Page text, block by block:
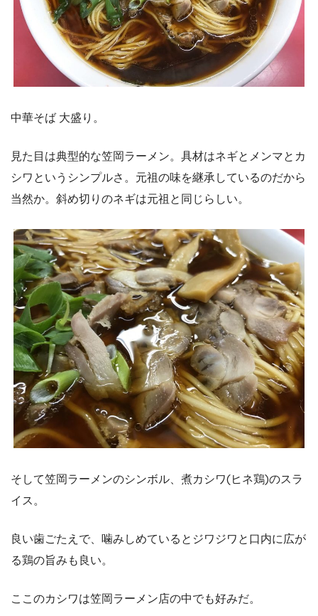
中華そば 大盛り。
見た目は典型的な笠岡ラーメン。具材はネギとメンマとカ
シワというシンプルさ。元祖の味を継承しているのだから
当然か。斜め切りのネギは元祖と同じらしい。
そして笠岡ラーメンのシンボル、煮カシワ(ヒネ鶏)のスラ
イス。
良い歯ごたえで、噛みしめているとジワジワと口内に広が
る鶏の旨みも良い。
ここのカシワは笠岡ラーメン店の中でも好みだ。